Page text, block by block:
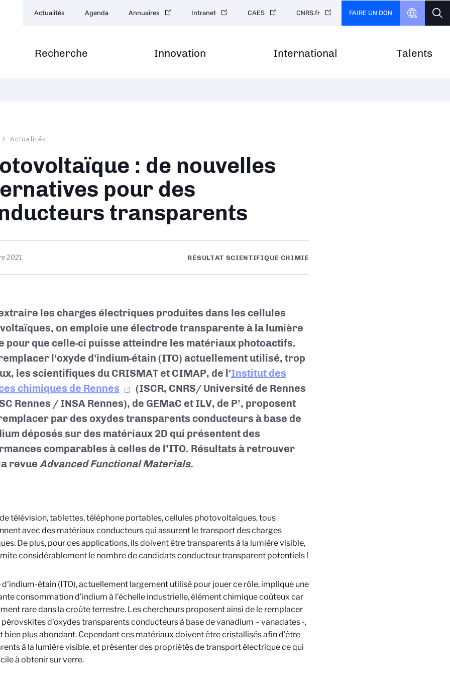
Recherche Innovation International Talents
secondaire
Actualités Agenda Annuaires Intranet CAES CNRS.fr FAIRE UN DON
Actualités
: de nouvelles
pour des
transparents
2021 RÉSULTAT SCIENTIFIQUE CHIMIE
les charges électriques produites dans les cellules
on emploie une électrode transparente à la lumière
pour que celle-ci puisse atteindre les matériaux photoactifs.
l'oxyde d'indium-étain (ITO) actuellement utilisé, trop
les scientifiques du CRISMAT et CIMAP, de l'Institut des
chimiques de Rennes
(ISCR, CNRS/ Université de Rennes
Rennes / INSA Rennes), de GEMaC et ILV, de P’, proposent
par des oxydes transparents conducteurs à base de
déposés sur des matériaux 2D qui présentent des
comparables à celles de l’ITO. Résultats à retrouver
revue Advanced Functional Materials.
télévision, tablettes, téléphone portables, cellules photovoltaïques, tous
avec des matériaux conducteurs qui assurent le transport des charges
De plus, pour ces applications, ils doivent être transparents à la lumière visible,
considérablement le nombre de candidats conducteur transparent potentiels !
d'indium-étain (ITO), actuellement largement utilisé pour jouer ce rôle, implique une
consommation d’indium à l’échelle industrielle, élément chimique coûteux car
rare dans la croûte terrestre. Les chercheurs proposent ainsi de le remplacer
d’oxydes transparents conducteurs à base de vanadium – vanadates -,
bien plus abondant. Cependant ces matériaux doivent être cristallisés afin d’être
à la lumière visible, et présenter des propriétés de transport électrique ce qui
à obtenir sur verre.